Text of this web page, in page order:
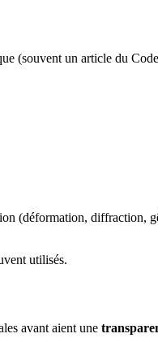
(souvent un article du
(déformation, diffraction,
utilisés.
avant aient une